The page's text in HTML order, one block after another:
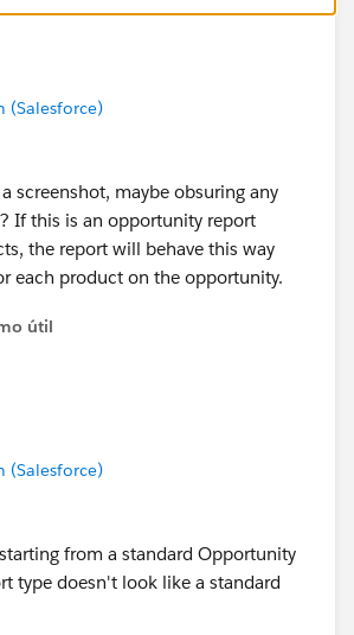
(Salesforce)
screenshot, maybe obsuring any
If this is an opportunity report
the report will behave this way
each product on the opportunity.
útil
(Salesforce)
from a standard Opportunity
type doesn't look like a standard